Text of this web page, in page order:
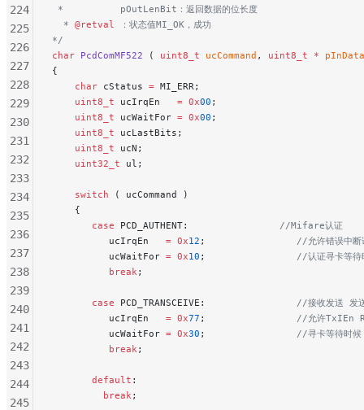
*          pOutLenBit：返回数据的位长度
  *
@retval ：状态值MI_OK，成功
*/
char PcdComMF522 ( uint8_t ucCommand , uint8_t * pInData
{
    char
cStatus = MI_ERR;
    uint8_t
ucIrqEn = 0x00 ;
    uint8_t
ucWaitFor = 0x00 ;
    uint8_t
ucLastBits;
    uint8_t
ucN;
    uint32_t
ul;
    switch
( ucCommand )
    {
       case
PCD_AUTHENT:
                //Mifare认证
          ucIrqEn
= 0x12 ;
//允许错误中
          ucWaitFor
= 0x10 ;
//认证寻卡等待
          break
;
       case
PCD_TRANSCEIVE:
//接收发送 发
          ucIrqEn
= 0x77 ;
//允许TxIEn
          ucWaitFor
= 0x30 ;
//寻卡等待时候
          break
;
       default
:
         break
;
224
225
226
227
228
229
230
231
232
233
234
235
236
237
238
239
240
241
242
243
244
245